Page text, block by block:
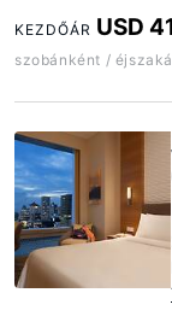
KEZDŐÁR USD
szobánként /